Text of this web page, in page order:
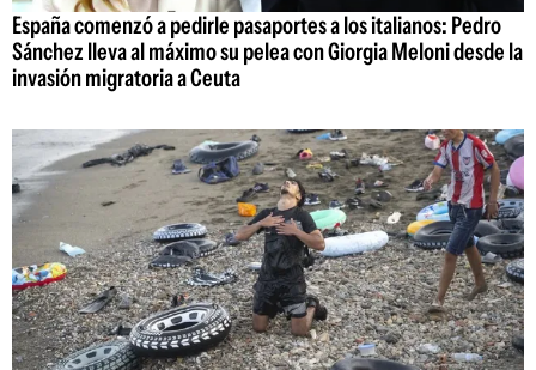
España comenzó a pedirle pasaportes a los italianos: Pedro
Sánchez lleva al máximo su pelea con Giorgia Meloni desde la
invasión migratoria a Ceuta